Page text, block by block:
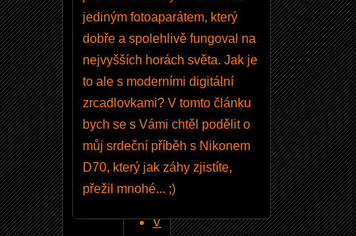
jediným fotoaparátem, který
dobře a spolehlivě fungoval na
nejvyšších horách světa. Jak je
to ale s moderními digitální
zrcadlovkami? V tomto článku
bych se s Vámi chtěl podělit o
můj srdeční příběh s Nikonem
D70, který jak záhy zjistíte,
přežil mnohé... ;)
ké
o
Hesl
V